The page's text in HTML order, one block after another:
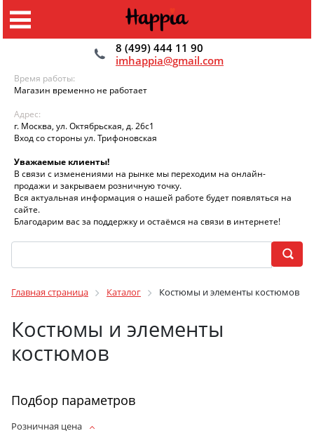
8 (499) 444 11 90
imhappia@gmail.com
Время работы:
Магазин временно не работает
Адрес:
г. Москва, ул. Октябрьская, д. 26с1
Вход со стороны ул. Трифоновская
Уважаемые клиенты!
В связи с изменениями на рынке мы переходим на онлайн-
продажи и закрываем розничную точку.
Вся актуальная информация о нашей работе будет появляться на
сайте.
Благодарим вас за поддержку и остаёмся на связи в интернете!
Главная страница Каталог Костюмы и элементы костюмов
Костюмы и элементы
костюмов
Подбор параметров
Розничная цена